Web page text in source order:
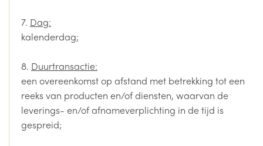
7. Dag:
kalenderdag;
8. Duurtransactie:
een overeenkomst op afstand met betrekking tot een
reeks van producten en/of diensten, waarvan de
leverings- en/of afnameverplichting in de tijd is
gespreid;